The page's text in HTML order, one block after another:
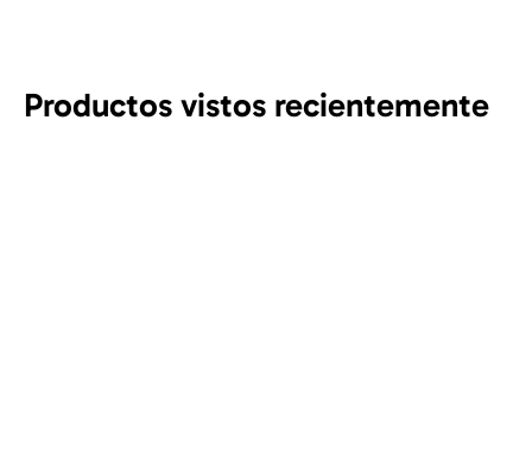
Productos vistos recientemente